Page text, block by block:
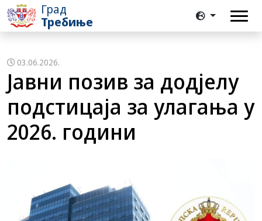
Град
Требиње
03.06.2026.
Јавни позив за додјелу
подстицаја за улагања у
2026. години